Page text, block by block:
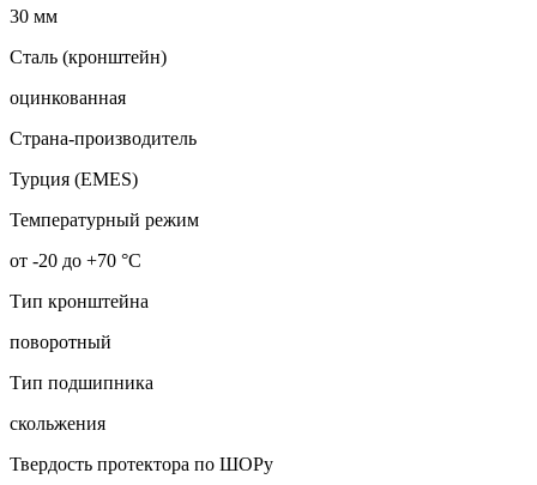
30 мм
Сталь (кронштейн)
оцинкованная
Страна-производитель
Турция (EMES)
Температурный режим
от -20 до +70 °С
Тип кронштейна
поворотный
Тип подшипника
скольжения
Твердость протектора по ШОРу